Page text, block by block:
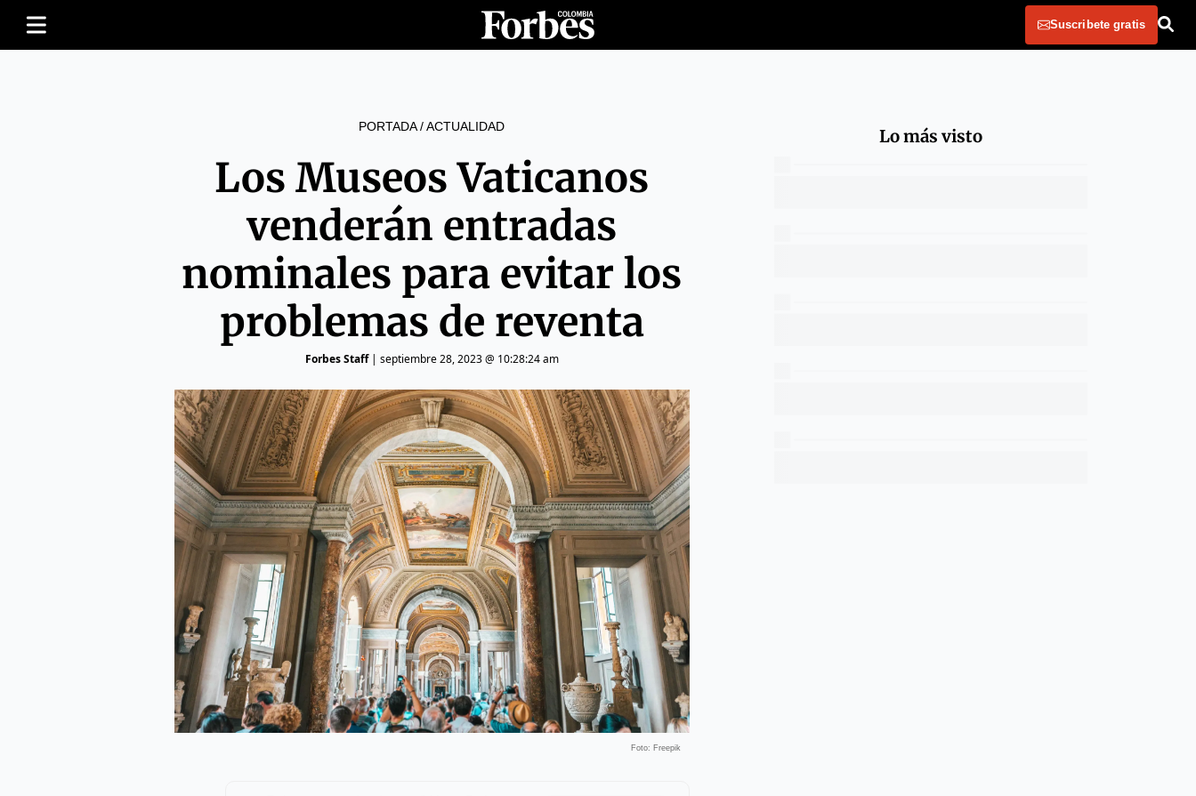
Suscribete gratis
PORTADA/ACTUALIDAD
Los Museos Vaticanos
venderán entradas
nominales para evitar los
problemas de reventa
Forbes Staff| septiembre 28, 2023 @ 10:28:24 am
Foto: Freepik
Lo más visto